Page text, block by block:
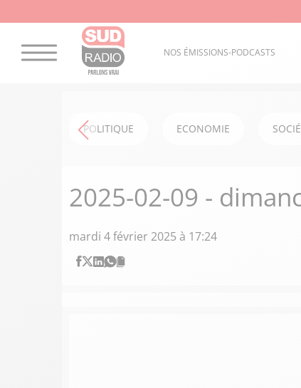
NOS ÉMISSIONS-PODCASTS
POLITIQUE ECONOMIE
2025-02-09 -
mardi 4 février 2025 à 17:24